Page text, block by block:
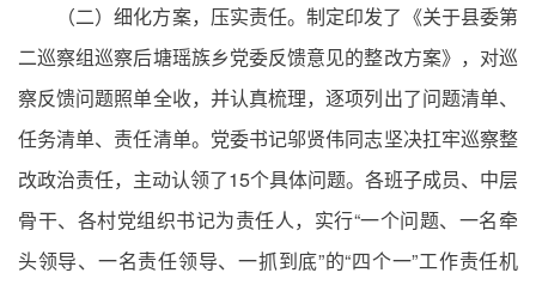
（二）细化方案，压实责任。制定印发了《关于县委第
二巡察组巡察后塘瑶族乡党委反馈意见的整改方案》，对巡
察反馈问题照单全收，并认真梳理，逐项列出了问题清单、
任务清单、责任清单。党委书记邬贤伟同志坚决扛牢巡察整
改政治责任，主动认领了15个具体问题。各班子成员、中层
骨干、各村党组织书记为责任人，实行“一个问题、一名牵
头领导、一名责任领导、一抓到底”的“四个一”工作责任机